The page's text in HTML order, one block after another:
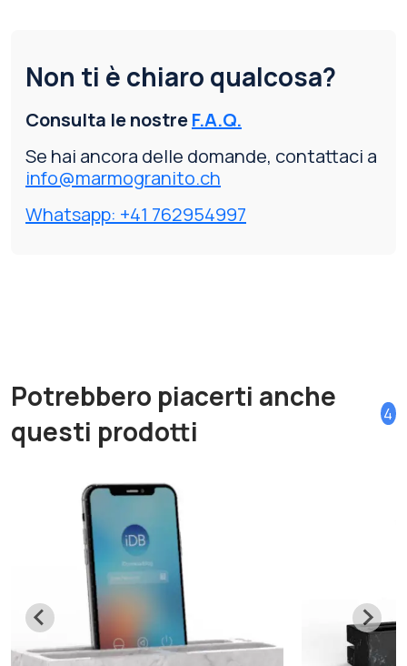
Non ti è chiaro qualcosa?
Consulta le nostreF.A.Q.
Se hai ancora delle domande, contattaci a
info@marmogranito.ch
Whatsapp: +41 762954997
Potrebbero piacerti anche
questi prodotti
4